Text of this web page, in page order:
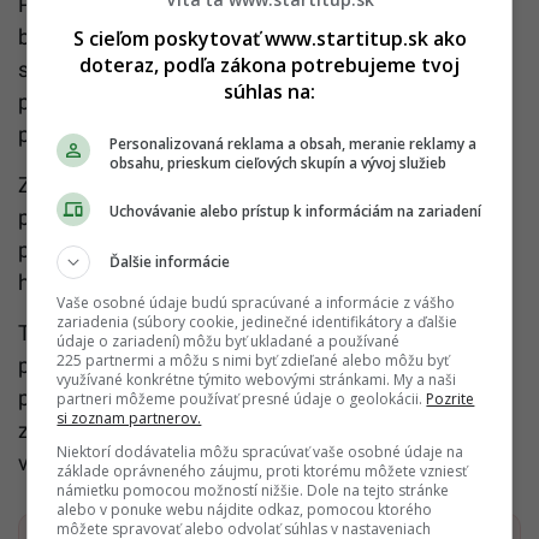
bezpečnosť. Dohoda o brigádnickej práci študentov
sa musí vždy uzatvoriť písomne a musí obsahovať
presné podmienky práce, odmenu aj rozsah
pracovného času.
Zákon zároveň stanovuje limity. Študent môže
pracovať v priemere najviac 20 hodín týždenne,
pričom denný limit je 12 hodín, pri mladistvých 8
hodín.
Tiež sa odporúča vyvarovať sa práci „načierno“,
pretože neriskuješ len nevyplatenie výplaty, ale aj
pokutu od inšpektorátu práce. Tie sa vedia pri
zamestnávateľovi podľa
vyšplhať až na 200 000 eur.
S cieľom poskytovať www.startitup.sk ako
doteraz, podľa zákona potrebujeme tvoj
súhlas na:
Personalizovaná reklama a obsah, meranie reklamy a
obsahu, prieskum cieľových skupín a vývoj služieb
Uchovávanie alebo prístup k informáciám na zariadení
Ďalšie informácie
Vaše osobné údaje budú spracúvané a informácie z vášho
zariadenia (súbory cookie, jedinečné identifikátory a ďalšie
údaje o zariadení) môžu byť ukladané a používané
225 partnermi a môžu s nimi byť zdieľané alebo môžu byť
využívané konkrétne týmito webovými stránkami. My a naši
partneri môžeme používať presné údaje o geolokácii. Pozrite
si zoznam partnerov.
Niektorí dodávatelia môžu spracúvať vaše osobné údaje na
základe oprávneného záujmu, proti ktorému môžete vzniesť
námietku pomocou možností nižšie. Dole na tejto stránke
alebo v ponuke webu nájdite odkaz, pomocou ktorého
môžete spravovať alebo odvolať súhlas v nastaveniach